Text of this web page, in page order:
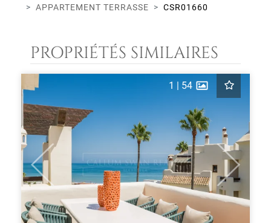
APPARTEMENT TERRASSE
CSR01660
PROPRIÉTÉS SIMILAIRES
Previous Next
1 | 54